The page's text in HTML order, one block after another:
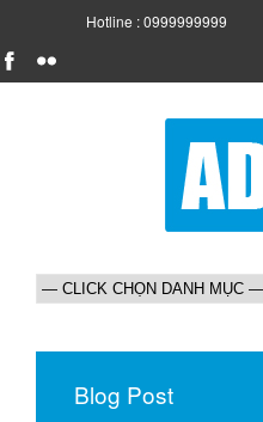
Hotline : 0999999999
Blog Post